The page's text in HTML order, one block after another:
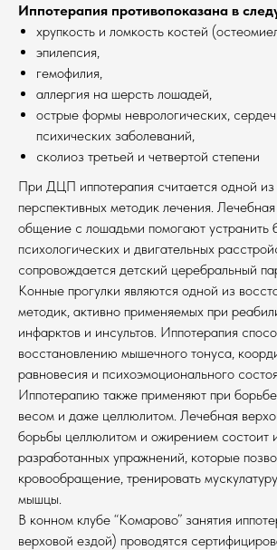
Иппотерапия противопоказана в
хрупкость и ломкость костей
эпилепсия,
гемофилия,
аллергия на шерсть лошадей,
острые формы неврологических,
психических заболеваний,
сколиоз третьей и четвертой степени
При ДЦП иппотерапия считается одной из
перспективных методик лечения.
общение с лошадьми помогают устранить
психологических и двигательных
сопровождается детский церебральный
Конные прогулки являются одной из
методик, активно применяемых при
инфарктов и инсультов. Иппотерапия
восстановлению мышечного тонуса,
равновесия и психоэмоционального
Иппотерапию также применяют при
весом и даже целлюлитом. Лечебная
борьбы целлюлитом и ожирением состоит
разработанных упражнений, которые
кровообращение, тренировать
мышцы.
В конном клубе “Комарово” занятия
верховой ездой) проводятся